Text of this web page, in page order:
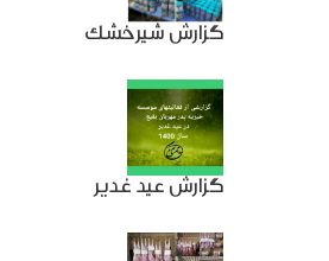
گزارش شیرخشک
گزارش عید غدیر